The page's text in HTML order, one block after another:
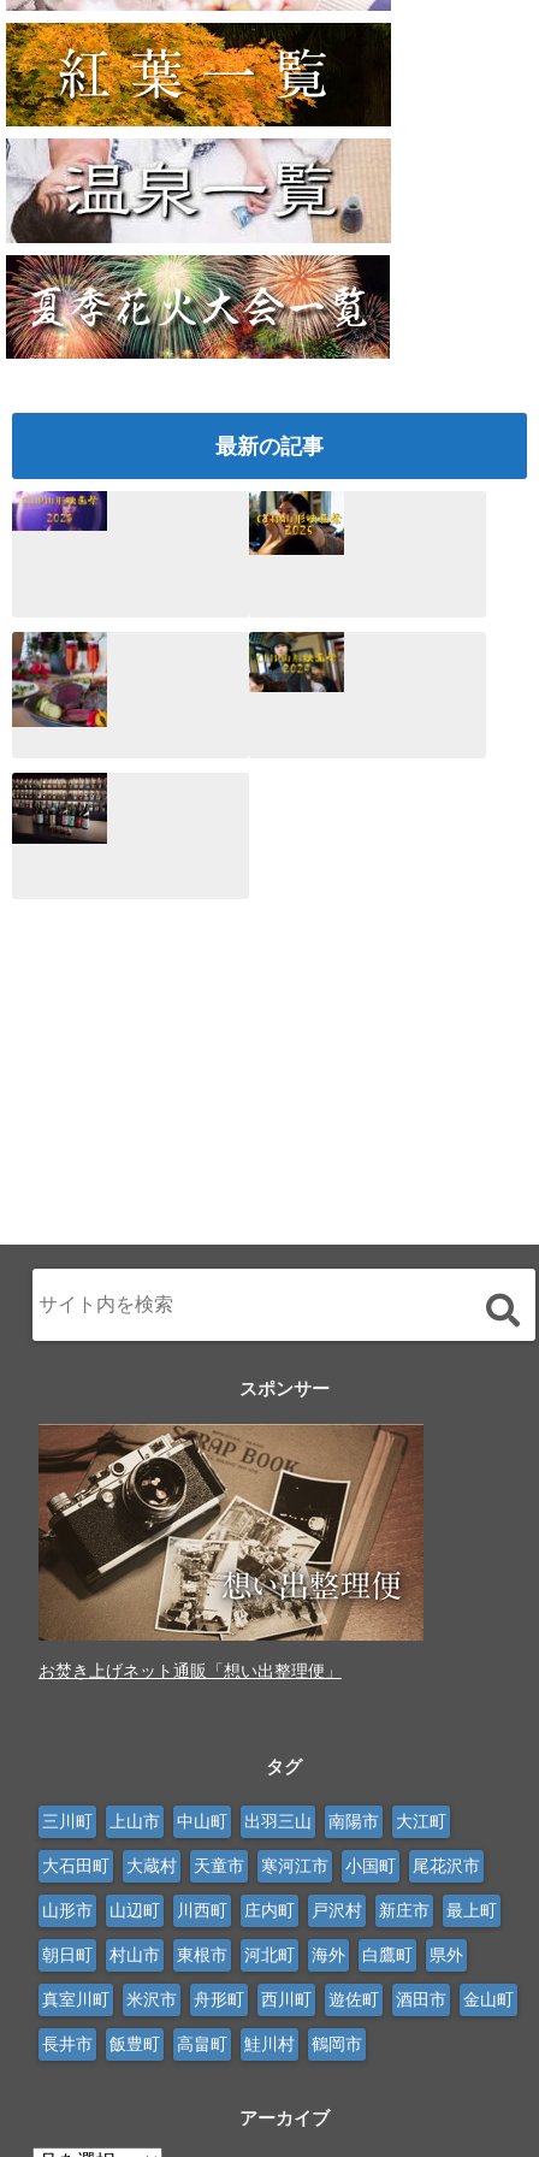
最新の記事
CLIP山形映画祭
2026：映画館派の
編集長が読む2025
年の映画ざっくり
総監
2026.02.27
CLIP山形映画祭
2025：ほぼこれく
らいしか更新して
いない変なブログ
月のホテル☆4日
間限定！クリスマ
スディナーブッフ
ェ開催☆
スポンサー
お焚き上げネット通販「想い出整理便」
タグ
三川町 上山市 中山町 出羽三山 南陽市 大江町
大石田町 大蔵村 天童市 寒河江市 小国町 尾花沢市
山形市 山辺町 川西町 庄内町 戸沢村 新庄市 最上町
朝日町 村山市 東根市 河北町 海外 白鷹町 県外
真室川町 米沢市 舟形町 西川町 遊佐町 酒田市 金山町
長井市 飯豊町 高畠町 鮭川村 鶴岡市
アーカイブ